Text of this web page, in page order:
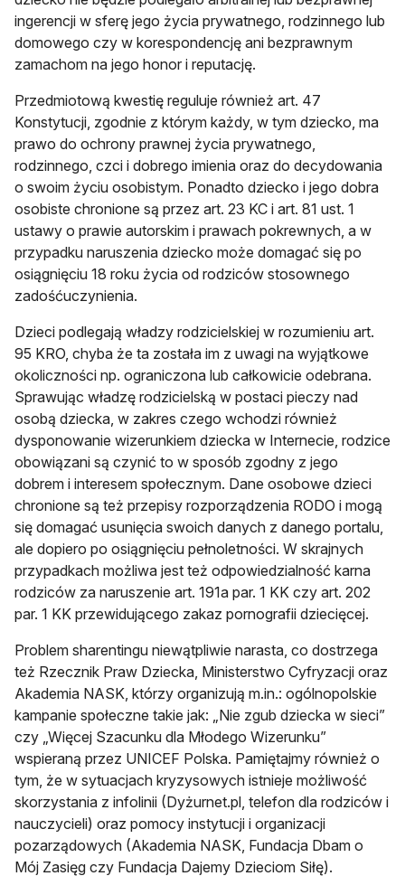
ingerencji w sferę jego życia prywatnego, rodzinnego lub
domowego czy w korespondencję ani bezprawnym
zamachom na jego honor i reputację.
Przedmiotową kwestię reguluje również art. 47
Konstytucji, zgodnie z którym każdy, w tym dziecko, ma
prawo do ochrony prawnej życia prywatnego,
rodzinnego, czci i dobrego imienia oraz do decydowania
o swoim życiu osobistym. Ponadto dziecko i jego dobra
osobiste chronione są przez art. 23 KC i art. 81 ust. 1
ustawy o prawie autorskim i prawach pokrewnych, a w
przypadku naruszenia dziecko może domagać się po
osiągnięciu 18 roku życia od rodziców stosownego
zadośćuczynienia.
Dzieci podlegają władzy rodzicielskiej w rozumieniu art.
95 KRO, chyba że ta została im z uwagi na wyjątkowe
okoliczności np. ograniczona lub całkowicie odebrana.
Sprawując władzę rodzicielską w postaci pieczy nad
osobą dziecka, w zakres czego wchodzi również
dysponowanie wizerunkiem dziecka w Internecie, rodzice
obowiązani są czynić to w sposób zgodny z jego
dobrem i interesem społecznym. Dane osobowe dzieci
chronione są też przepisy rozporządzenia RODO i mogą
się domagać usunięcia swoich danych z danego portalu,
ale dopiero po osiągnięciu pełnoletności. W skrajnych
przypadkach możliwa jest też odpowiedzialność karna
rodziców za naruszenie art. 191a par. 1 KK czy art. 202
par. 1 KK przewidującego zakaz pornografii dziecięcej.
Problem sharentingu niewątpliwie narasta, co dostrzega
też Rzecznik Praw Dziecka, Ministerstwo Cyfryzacji oraz
Akademia NASK, którzy organizują m.in.: ogólnopolskie
kampanie społeczne takie jak: „Nie zgub dziecka w sieci”
czy „Więcej Szacunku dla Młodego Wizerunku”
wspieraną przez UNICEF Polska. Pamiętajmy również o
tym, że w sytuacjach kryzysowych istnieje możliwość
skorzystania z infolinii (Dyżurnet.pl, telefon dla rodziców i
nauczycieli) oraz pomocy instytucji i organizacji
pozarządowych (Akademia NASK, Fundacja Dbam o
Mój Zasięg czy Fundacja Dajemy Dzieciom Siłę).